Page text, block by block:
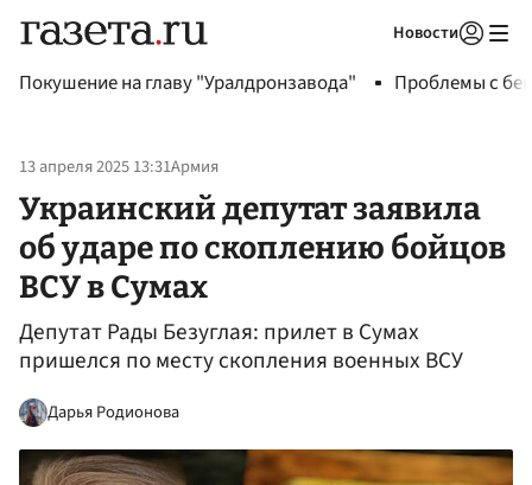
Новости
Покушение на главу "Уралдронзавода" Проблемы с
13 апреля 2025 13:31Армия
Украинский депутат заявила
об ударе по скоплению бойцов
ВСУ в Сумах
Депутат Рады Безуглая: прилет в Сумах
пришелся по месту скопления военных ВСУ
Дарья Родионова